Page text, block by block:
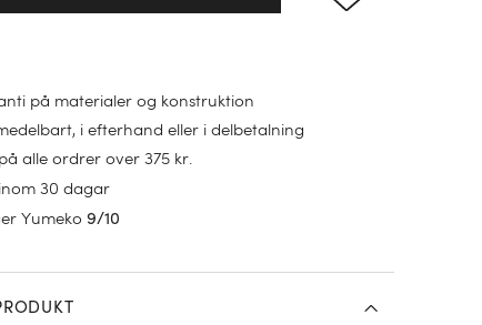
på materialer og konstruktion
i efterhand eller i delbetalning
på alle ordrer over 375 kr.
inom 30 dagar
Yumeko9/10